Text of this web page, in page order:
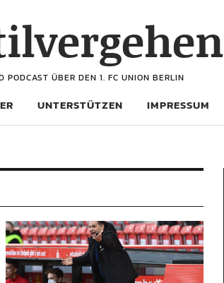
PODCAST ÜBER DEN 1. FC UNION BERLIN
UNTERSTÜTZEN IMPRESSUM